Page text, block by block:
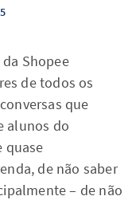
Shopee
de todos os
que
alunos do
quase
de não saber
– de não